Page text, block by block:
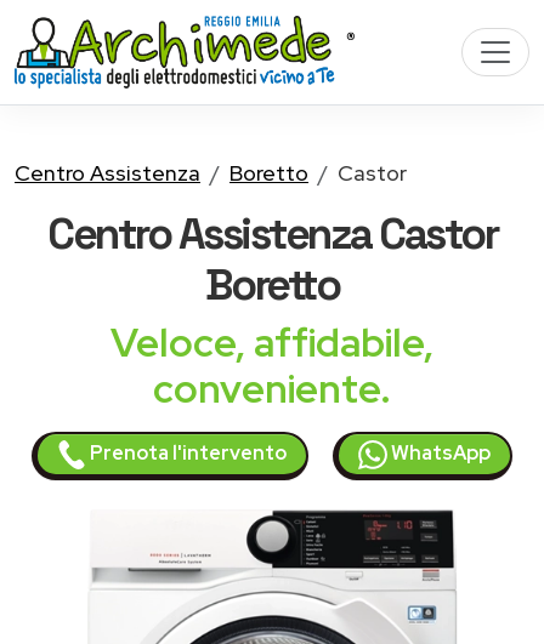
Centro Assistenza Boretto Castor
Centro AssistenzaCastor
Boretto
Veloce, affidabile,
conveniente.
Prenota l'intervento WhatsApp